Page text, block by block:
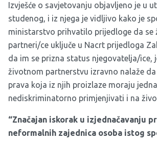
Izvješće o savjetovanju objavljeno je u
studenog, i iz njega je vidljivo kako je
ministarstvo prihvatilo prijedloge da se
partneri/ce uključe u Nacrt prijedloga
da im se prizna status njegovatelja/ice,
životnom partnerstvu izravno nalaže
prava koja iz njih proizlaze moraju
nediskriminatorno primjenjivati i na
“Značajan iskorak u izjednačavanju
neformalnih zajednica osoba istog